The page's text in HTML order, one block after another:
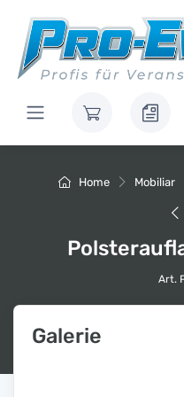
Home Mobiliar
Art.
Galerie